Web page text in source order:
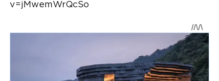
v=jMwemWrQcSo